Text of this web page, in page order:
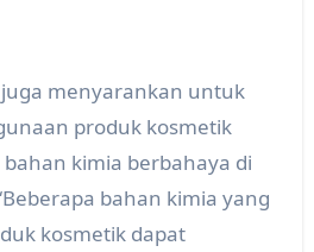
juga menyarankan untuk
produk kosmetik
kimia berbahaya di
bahan kimia yang
kosmetik dapat